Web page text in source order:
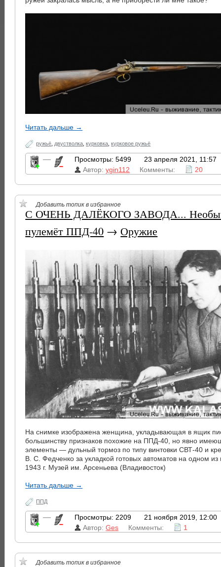
Читать дальше →
ружьë двустволка ,курковка ,курковое ружьë
— Просмотры: 5499
23 апреля 2021, 11:57
Автор:ygin112 Комменты: 20
Добавить топик в избранное
С ОЧЕНЬ ДАЛЁКОГО ЗАВОДА...
пулемёт ППД-40 → Оружие
На снимке изображена женщина, укладывающая в ящик
большинству признаков похожие на ППД-40, но явно
элементы — дульный тормоз по типу винтовки СВТ-40 и
В. С. Федченко за укладкой готовых автоматов на одном из
1943 г. Музей им. Арсеньева (Владивосток)
Читать дальше →
ППД
— Просмотры: 2209
21 ноября 2019, 12:00
Автор:Ges Комменты: 1
Добавить топик в избранное